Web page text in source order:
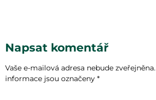
Napsat komentář
Vaše e-mailová adresa nebude zveřejněna.
informace jsou označeny *